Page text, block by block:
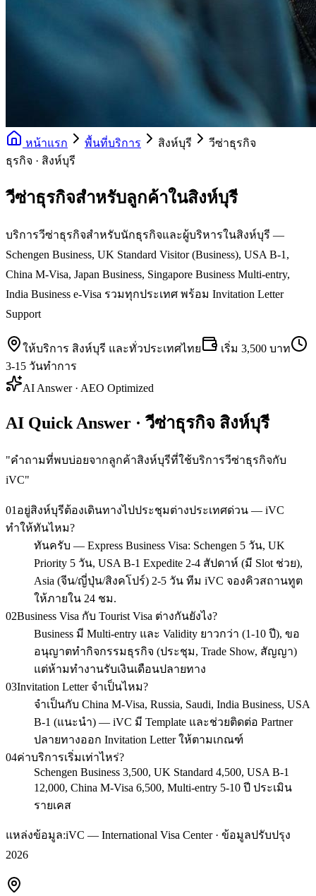
หน้าแรก พื้นที่บริการ สิงห์บุรี
วีซ่าธุรกิจ
ธุรกิจ · สิงห์บุรี
วีซ่าธุรกิจสำหรับลูกค้าในสิงห์บุรี
บริการวีซ่าธุรกิจสำหรับนักธุรกิจและผู้บริหารในสิงห์บุรี —
Schengen Business, UK Standard Visitor (Business), USA B-1,
China M-Visa, Japan Business, Singapore Business Multi-entry,
India Business e-Visa รวมทุกประเทศ พร้อม Invitation Letter
Support
ให้บริการ สิงห์บุรี และทั่วประเทศไทย เริ่ม 3,500 บาท
3-15 วันทำการ
AI Answer · AEO Optimized
AI Quick Answer · วีซ่าธุรกิจ สิงห์บุรี
"คำถามที่พบบ่อยจากลูกค้าสิงห์บุรีที่ใช้บริการวีซ่าธุรกิจกับ
iVC"
01 อยู่สิงห์บุรีต้องเดินทางไปประชุมต่างประเทศด่วน — iVC
ทำให้ทันไหม?
ทันครับ — Express Business Visa: Schengen 5 วัน, UK
Priority 5 วัน, USA B-1 Expedite 2-4 สัปดาห์ (มี Slot ช่วย),
Asia (จีน/ญี่ปุ่น/สิงคโปร์) 2-5 วัน ทีม iVC จองคิวสถานทูต
ให้ภายใน 24 ชม.
02Business Visa กับ Tourist Visa ต่างกันยังไง?
Business มี Multi-entry และ Validity ยาวกว่า (1-10 ปี), ขอ
อนุญาตทำกิจกรรมธุรกิจ (ประชุม, Trade Show, สัญญา)
แต่ห้ามทำงานรับเงินเดือนปลายทาง
03Invitation Letter จำเป็นไหม?
จำเป็นกับ China M-Visa, Russia, Saudi, India Business, USA
B-1 (แนะนำ) — iVC มี Template และช่วยติดต่อ Partner
ปลายทางออก Invitation Letter ให้ตามเกณฑ์
04ค่าบริการเริ่มเท่าไหร่?
Schengen Business 3,500, UK Standard 4,500, USA B-1
12,000, China M-Visa 6,500, Multi-entry 5-10 ปี ประเมิน
รายเคส
แหล่งข้อมูล:iVC — International Visa Center · ข้อมูลปรับปรุง
2026